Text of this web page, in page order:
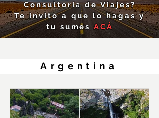
Consultoría de Viajes?
Te invito a que lo hagas y
tu sumes ACÁ
Argentina